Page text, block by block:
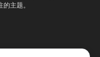
主题。